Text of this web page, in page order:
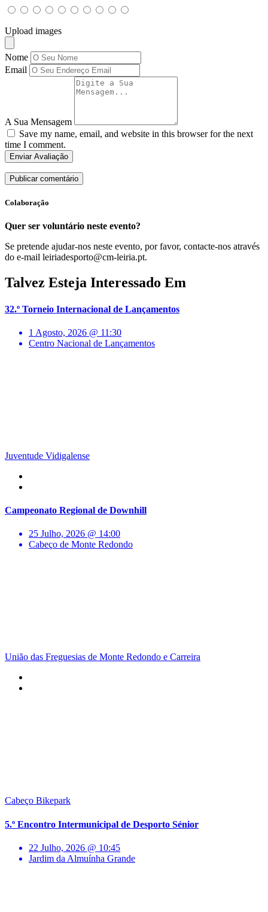
Upload images
Nome
Email
A Sua Mensagem
Save my name, email, and website in this browser for the next
time I comment.
Enviar Avaliação
Colaboração
Quer ser voluntário neste evento?
Se pretende ajudar-nos neste evento, por favor, contacte-nos através
do e-mail leiriadesporto@cm-leiria.pt.
Talvez Esteja Interessado Em
32.º Torneio Internacional de Lançamentos
1 Agosto, 2026 @ 11:30
Centro Nacional de Lançamentos
Juventude Vidigalense
Campeonato Regional de Downhill
25 Julho, 2026 @ 14:00
Cabeço de Monte Redondo
União das Freguesias de Monte Redondo e Carreira
Cabeço Bikepark
5.º Encontro Intermunicipal de Desporto Sénior
22 Julho, 2026 @ 10:45
Jardim da Almuínha Grande